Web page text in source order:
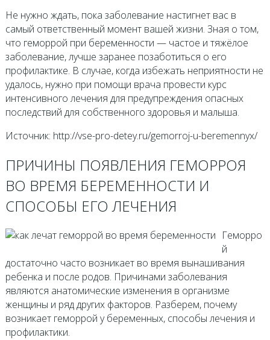
Не нужно ждать, пока заболевание настигнет вас в
самый ответственный момент вашей жизни. Зная о том,
что геморрой при беременности — частое и тяжёлое
заболевание, лучше заранее позаботиться о его
профилактике. В случае, когда избежать неприятности не
удалось, нужно при помощи врача провести курс
интенсивного лечения для предупреждения опасных
последствий для собственного здоровья и малыша.
Источник: http://vse-pro-detey.ru/gemorroj-u-beremennyx/
ПРИЧИНЫ ПОЯВЛЕНИЯ ГЕМОРРОЯ
ВО ВРЕМЯ БЕРЕМЕННОСТИ И
СПОСОБЫ ЕГО ЛЕЧЕНИЯ
Геморро
й
достаточно часто возникает во время вынашивания
ребенка и после родов. Причинами заболевания
являются анатомические изменения в организме
женщины и ряд других факторов. Разберем, почему
возникает геморрой у беременных, способы лечения и
профилактики.